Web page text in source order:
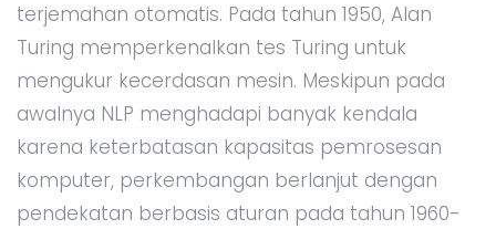
terjemahan otomatis. Pada tahun 1950, Alan
Turing memperkenalkan tes Turing untuk
mengukur kecerdasan mesin. Meskipun pada
awalnya NLP menghadapi banyak kendala
karena keterbatasan kapasitas pemrosesan
komputer, perkembangan berlanjut dengan
pendekatan berbasis aturan pada tahun 1960-